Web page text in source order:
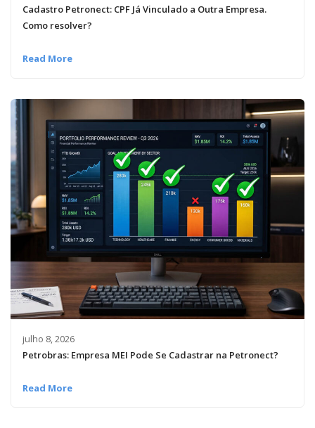
Cadastro Petronect: CPF Já Vinculado a Outra Empresa.
Como resolver?
Read More
julho 8, 2026
Petrobras: Empresa MEI Pode Se Cadastrar na Petronect?
Read More